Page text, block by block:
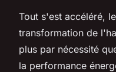
Tout s'est accéléré,
transformation de
plus par nécessité
la performance